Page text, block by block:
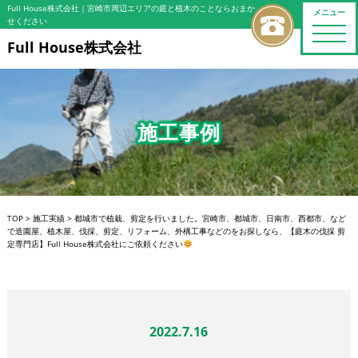
メニュー
toggle
Full House株式会社｜宮崎市周辺エリアの庭と植木のことならおまか
せください
Full House株式会社
施工事例
TOP> 施工実績> 都城市で植栽、剪定を行いました。宮崎市、都城市、日南市、西都市、など
で造園屋、植木屋、伐採、剪定、リフォーム、外構工事などのをお探しなら、【庭木の伐採 剪
定専門店】Full House株式会社にご依頼ください
2022.7.16